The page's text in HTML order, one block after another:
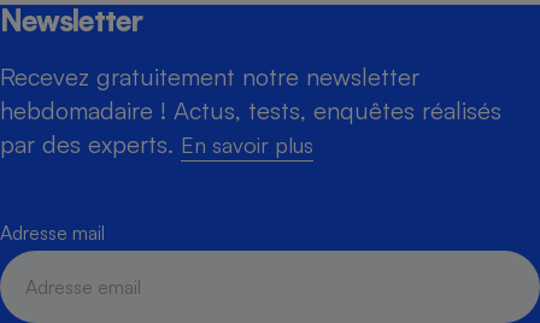
Newsletter
Recevez gratuitement notre newsletter
hebdomadaire ! Actus, tests, enquêtes réalisés
par des experts. En savoir plus
Adresse mail